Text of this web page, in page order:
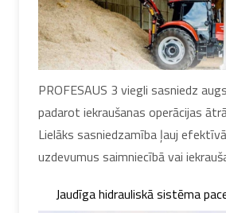
PROFESAUS 3 viegli sasniedz
padarot iekraušanas operācijas
Lielāks sasniedzamība ļauj
uzdevumus saimniecībā vai
Jaudīga hidrauliskā sistēma